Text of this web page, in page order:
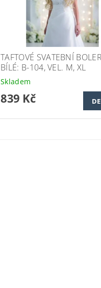
TAFTOVÉ SVATEBNÍ
BÍLÉ: B-104, VEL. M, XL
Skladem
839 Kč